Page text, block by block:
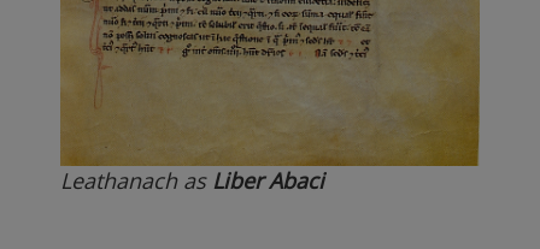
Leathanach as Liber Abaci